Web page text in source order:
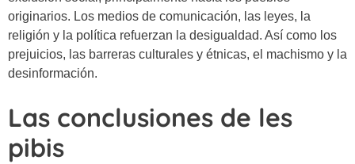
originarios. Los medios de comunicación, las leyes, la
religión y la política refuerzan la desigualdad. Así como los
prejuicios, las barreras culturales y étnicas, el machismo y la
desinformación.
Las conclusiones de les
pibis